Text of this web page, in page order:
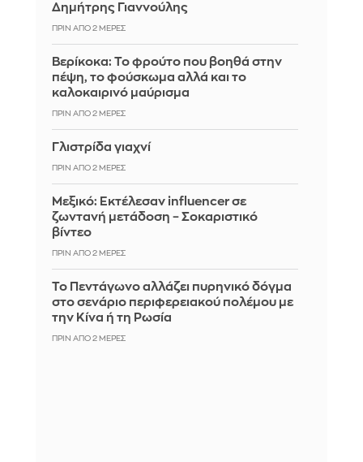
Δημήτρης Γιαννούλης
ΠΡΙΝ ΑΠΌ 2 ΜΈΡΕΣ
Βερίκοκα: Το φρούτο που βοηθά στην
πέψη, το φούσκωμα αλλά και το
καλοκαιρινό μαύρισμα
ΠΡΙΝ ΑΠΌ 2 ΜΈΡΕΣ
Γλιστρίδα γιαχνί
ΠΡΙΝ ΑΠΌ 2 ΜΈΡΕΣ
Μεξικό: Εκτέλεσαν influencer σε
ζωντανή μετάδοση – Σοκαριστικό
βίντεο
ΠΡΙΝ ΑΠΌ 2 ΜΈΡΕΣ
Το Πεντάγωνο αλλάζει πυρηνικό δόγμα
στο σενάριο περιφερειακού πολέμου με
την Κίνα ή τη Ρωσία
ΠΡΙΝ ΑΠΌ 2 ΜΈΡΕΣ